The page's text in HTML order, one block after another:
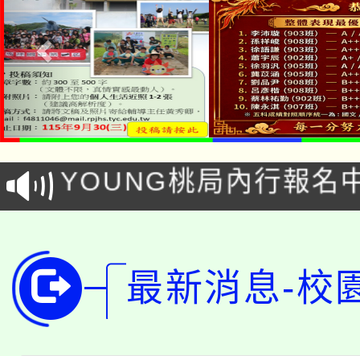
「本色祭」8/29、30在
場熱烈登場!
8/21下午1時於龍潭區
徵才活動。
YOUNG桃局內行報名
局官網。
8月14至27日，桃園電
開!
115年桃園市運動會8/
田徑場及游泳池舉行。
桃園市低收入戶享有免
最新消息-校